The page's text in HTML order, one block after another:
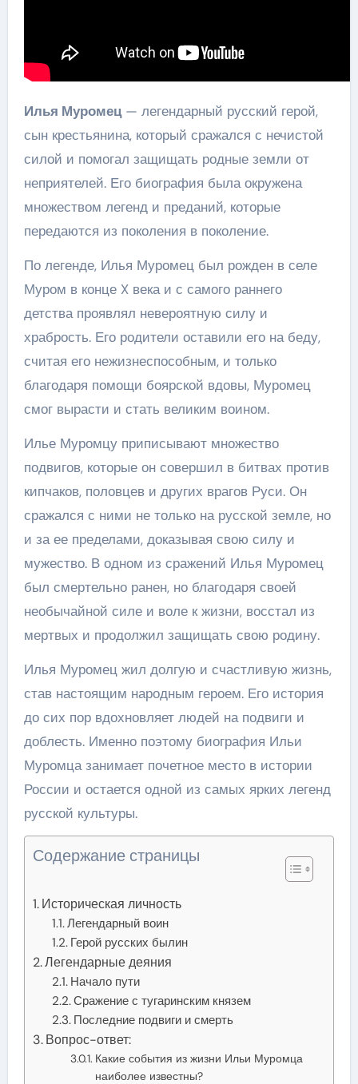
Илья Муромец— легендарный русский герой,
сын крестьянина, который сражался с нечистой
силой и помогал защищать родные земли от
неприятелей. Его биография была окружена
множеством легенд и преданий, которые
передаются из поколения в поколение.
По легенде, Илья Муромец был рожден в селе
Муром в конце X века и с самого раннего
детства проявлял невероятную силу и
храбрость. Его родители оставили его на беду,
считая его нежизнеспособным, и только
благодаря помощи боярской вдовы, Муромец
смог вырасти и стать великим воином.
Илье Муромцу приписывают множество
подвигов, которые он совершил в битвах против
кипчаков, половцев и других врагов Руси. Он
сражался с ними не только на русской земле, но
и за ее пределами, доказывая свою силу и
мужество. В одном из сражений Илья Муромец
был смертельно ранен, но благодаря своей
необычайной силе и воле к жизни, восстал из
мертвых и продолжил защищать свою родину.
Илья Муромец жил долгую и счастливую жизнь,
став настоящим народным героем. Его история
до сих пор вдохновляет людей на подвиги и
доблесть. Именно поэтому биография Ильи
Муромца занимает почетное место в истории
России и остается одной из самых ярких легенд
русской культуры.
Содержание страницы
Историческая личность
Легендарный воин
Герой русских былин
Легендарные деяния
Начало пути
Сражение с тугаринским князем
Последние подвиги и смерть
Вопрос-ответ:
Какие события из жизни Ильи Муромца
наиболее известны?